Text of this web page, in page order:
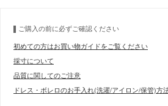
ご購入の前に必ずご確認ください
初めての方はお買い物ガイドをご覧ください
採寸について
品質に関してのご注意
ドレス・ボレロのお手入れ(洗濯/アイロン/保管)方